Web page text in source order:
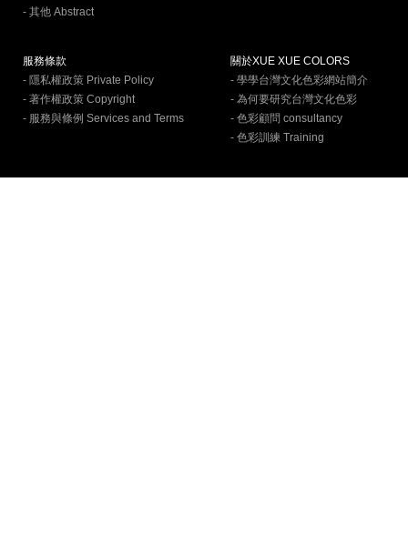
- 其他 Abstract
服務條款
- 隱私權政策 Private Policy
- 著作權政策 Copyright
- 服務與條例 Services and Terms
關於XUE XUE COLORS
- 學學台灣文化色彩網站簡介
- 為何要研究台灣文化色彩
- 色彩顧問 consultancy
- 色彩訓練 Training